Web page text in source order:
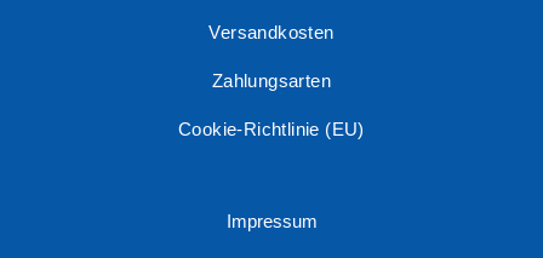
Versandkosten
Zahlungsarten
Cookie-Richtlinie (EU)
Impressum